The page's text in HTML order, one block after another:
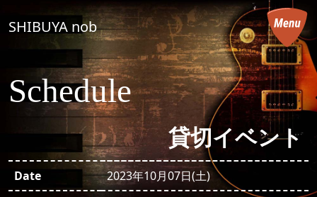
コンテンツへスキップ
メインナビゲーション
SHIBUYA nob
Schedule
貸切イベント
Date
2023年10月07日(土)